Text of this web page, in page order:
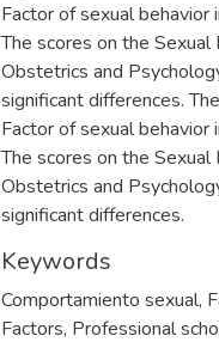
Factor of sexual
The scores on the
Obstetrics and
significant differences.
Factor of sexual
The scores on the Sexual
Obstetrics and
significant differences.
Keywords
Comportamiento sexual,
Factors, Professional